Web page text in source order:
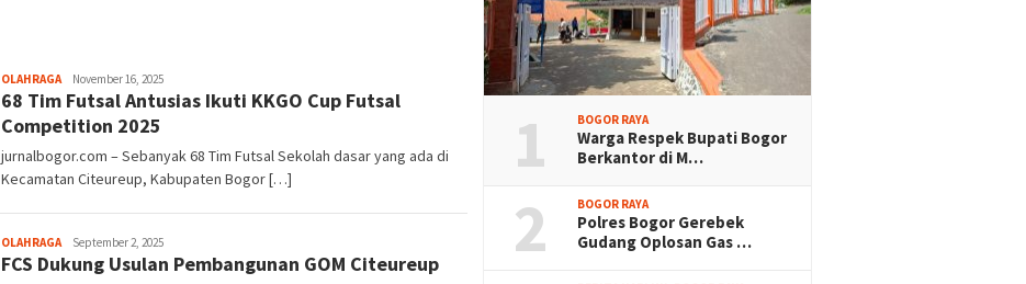
OLAHRAGAAga
Alamanda
November 16, 2025
68 Tim Futsal Antusias Ikuti KKGO Cup Futsal
Competition 2025
jurnalbogor.com – Sebanyak 68 Tim Futsal Sekolah dasar yang ada di
Kecamatan Citeureup, Kabupaten Bogor […]
OLAHRAGAAga
Alamanda
September 2, 2025
FCS Dukung Usulan Pembangunan GOM Citeureup
1 BOGOR RAYA
Warga Respek Bupati Bogor
Berkantor di M…
2 BOGOR RAYA
Polres Bogor Gerebek
Gudang Oplosan Gas …